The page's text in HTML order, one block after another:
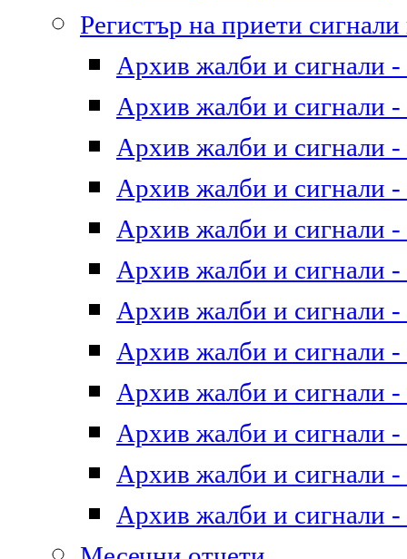
Регистър на приети
Архив жалби и сигнали -
Архив жалби и сигнали -
Архив жалби и сигнали -
Архив жалби и сигнали -
Архив жалби и сигнали -
Архив жалби и сигнали -
Архив жалби и сигнали -
Архив жалби и сигнали -
Архив жалби и сигнали -
Архив жалби и сигнали -
Архив жалби и сигнали -
Архив жалби и сигнали -